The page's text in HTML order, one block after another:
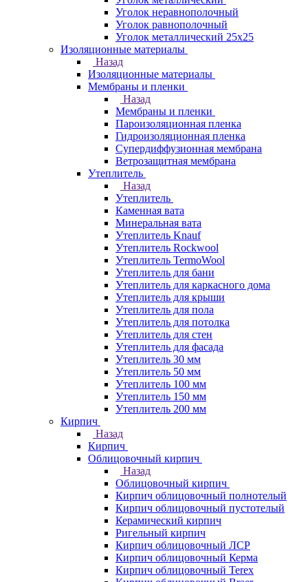
Уголок неравнополочный
Уголок равнополочный
Уголок металлический 25х25
Изоляционные материалы
Назад
Изоляционные материалы
Мембраны и пленки
Назад
Мембраны и пленки
Пароизоляционная пленка
Гидроизоляционная пленка
Супердиффузионная мембрана
Ветрозащитная мембрана
Утеплитель
Назад
Утеплитель
Каменная вата
Минеральная вата
Утеплитель Knauf
Утеплитель Rockwool
Утеплитель TermoWool
Утеплитель для бани
Утеплитель для каркасного дома
Утеплитель для крыши
Утеплитель для пола
Утеплитель для потолка
Утеплитель для стен
Утеплитель для фасада
Утеплитель 30 мм
Утеплитель 50 мм
Утеплитель 100 мм
Утеплитель 150 мм
Утеплитель 200 мм
Кирпич
Назад
Кирпич
Облицовочный кирпич
Назад
Облицовочный кирпич
Кирпич облицовочный полнотелый
Кирпич облицовочный пустотелый
Керамический кирпич
Ригельный кирпич
Кирпич облицовочный ЛСР
Кирпич облицовочный Керма
Кирпич облицовочный Terex